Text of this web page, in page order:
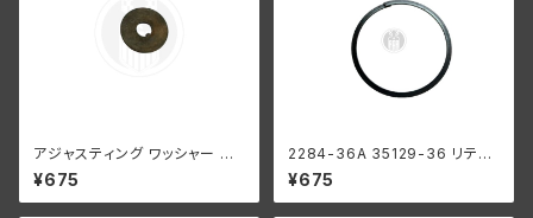
アジャスティング ワッシャー ハ
ーレーダビッドソン 全スプリン
ガーモデル パーカーライズド
¥675
2284-36A 35129-36 リテー
ニング リング ローラー メインド
ライブギア用 ハーレーダビッド
ソン 1936-84年 EL FL UL
¥675